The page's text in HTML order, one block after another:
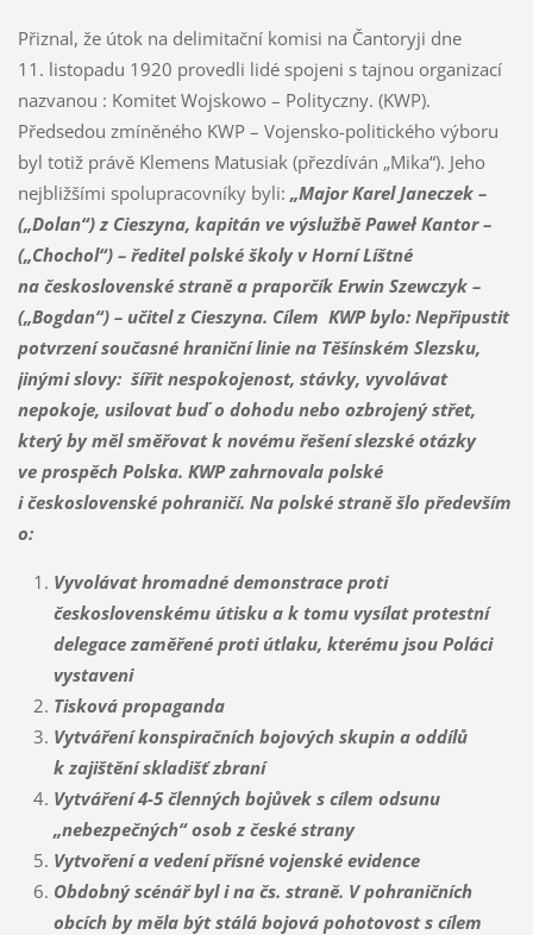
Přiznal, že útok na delimitační komisi na Čantoryji dne
11. listopadu 1920 provedli lidé spojeni s tajnou organizací
nazvanou : Komitet Wojskowo – Polityczny. (KWP).
Předsedou zmíněného KWP – Vojensko-politického výboru
byl totiž právě Klemens Matusiak (přezdíván „Mika“). Jeho
nejbližšími spolupracovníky byli: „Major Karel Janeczek –
(„Dolan“) z Cieszyna, kapitán ve výslužbě Paweł Kantor –
(„Chochol“) – ředitel polské školy v Horní Líštné
na československé straně a praporčík Erwin Szewczyk –
(„Bogdan“) – učitel z Cieszyna. Cílem KWP bylo: Nepřipustit
potvrzení současné hraniční linie na Těšínském Slezsku,
jinými slovy: šířit nespokojenost, stávky, vyvolávat
nepokoje, usilovat buď o dohodu nebo ozbrojený střet,
který by měl směřovat k novému řešení slezské otázky
ve prospěch Polska. KWP zahrnovala polské
i československé pohraničí. Na polské straně šlo především
o:
Vyvolávat hromadné demonstrace proti
československému útisku a k tomu vysílat protestní
delegace zaměřené proti útlaku, kterému jsou Poláci
vystaveni
Tisková propaganda
Vytváření konspiračních bojových skupin a oddílů
k zajištění skladišť zbraní
Vytváření 4-5 členných bojůvek s cílem odsunu
„nebezpečných“ osob z české strany
Vytvoření a vedení přísné vojenské evidence
Obdobný scénář byl i na čs. straně. V pohraničních
obcích by měla být stálá bojová pohotovost s cílem